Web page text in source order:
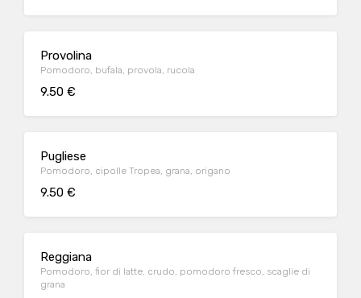
Provolina
Pomodoro, bufala, provola, rucola
9.50 €
Pugliese
Pomodoro, cipolle Tropea, grana, origano
9.50 €
Reggiana
Pomodoro, fior di latte, crudo, pomodoro fresco, scaglie di
grana